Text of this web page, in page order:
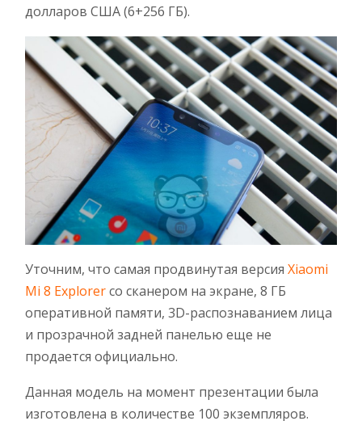
долларов США (6+256 ГБ).
Уточним, что самая продвинутая версия Xiaomi
Mi 8 Explorerсо сканером на экране, 8 ГБ
оперативной памяти, 3D-распознаванием лица
и прозрачной задней панелью еще не
продается официально.
Данная модель на момент презентации была
изготовлена в количестве 100 экземпляров.